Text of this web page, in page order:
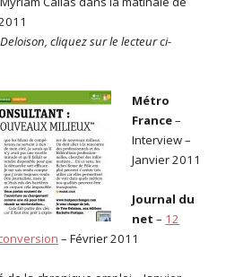
cliquez sur le lecteur ci-
Métro
France–
Interview –
Janvier 2011
Journal du
net– 12
– Février 2011